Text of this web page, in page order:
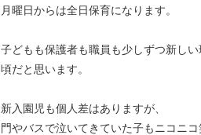
月曜日からは全日保育になります。
子どもも保護者も職員も少しずつ新し
頃だと思います。
新入園児も個人差はありますが、
門やバスで泣いてきていた子もニコニ